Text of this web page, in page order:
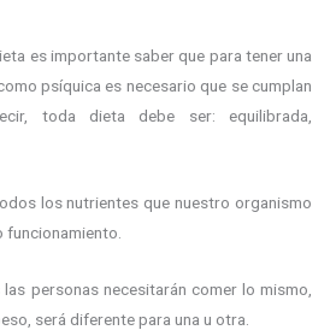
es importante saber que para tener una
psíquica es necesario que se cumplan
toda dieta debe ser: equilibrada,
los nutrientes que nuestro organismo
personas necesitarán comer lo mismo,
será diferente para una u otra.